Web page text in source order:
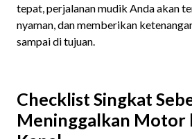
tepat, perjalanan mudik Anda akan
nyaman, dan memberikan
sampai di tujuan.
Checklist Singkat
Meninggalkan Motor